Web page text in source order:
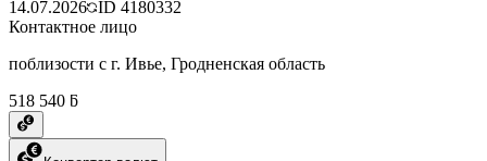
14.07.2026 ID 4180332
Контактное лицо
поблизости с г. Ивье, Гродненская область
518 540 ƃ